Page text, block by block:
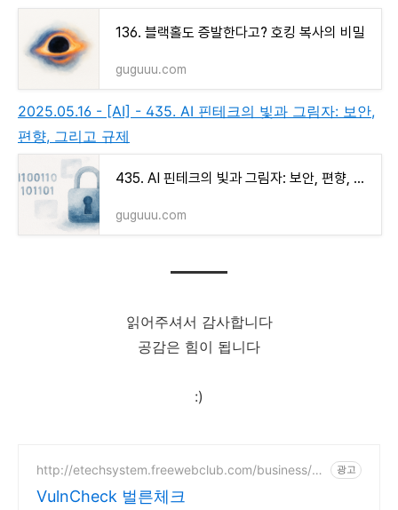
136. 블랙홀도 증발한다고? 호킹 복사의 비밀
guguuu.com
2025.05.16 - [AI] - 435. AI 핀테크의 빛과 그림자: 보안,
편향, 그리고 규제
435. AI 핀테크의 빛과 그림자: 보안, 편향, 그리고 규제
guguuu.com
읽어주셔서 감사합니다
공감은 힘이 됩니다
:)
http://etechsystem.freewebclub.com/business/vu
광고
VulnCheck 벌른체크